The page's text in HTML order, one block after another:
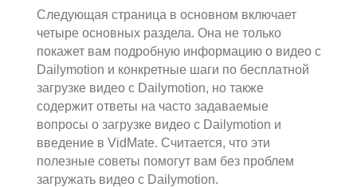
Instagram Downloader
YT to MP3
Français
Следующая страница в основном включает
четыре основных раздела. Она не только
покажет вам подробную информацию о видео с
Dailymotion и конкретные шаги по бесплатной
загрузке видео с Dailymotion, но также
содержит ответы на часто задаваемые
вопросы о загрузке видео с Dailymotion и
введение в VidMate. Считается, что эти
полезные советы помогут вам без проблем
загружать видео с Dailymotion.